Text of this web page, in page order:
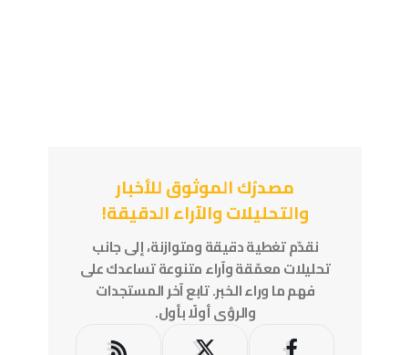
مصدرُك الموثوق للأخبار
والتحليلات والآراء الدقيقة!
نقدّم تغطية دقيقة ومتوازنة، إلى جانب
تحليلات معمّقة وآراء متنوعة تساعدك على
فهم ما وراء الخبر. تابع آخر المستجدات
والرؤى أولًا بأول.